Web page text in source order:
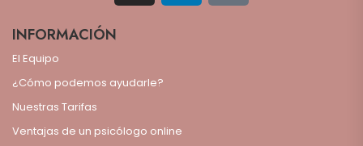
INFORMACIÓN
El Equipo
¿Cómo podemos ayudarle?
Nuestras Tarifas
Ventajas de un psicólogo online